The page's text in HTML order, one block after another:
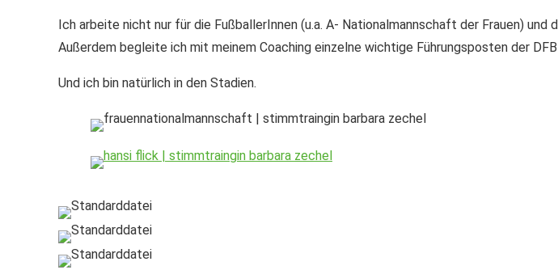
Ich arbeite nicht nur für die FußballerInnen (u.a. A- Nationalmannschaft der Frauen) und
Außerdem begleite ich mit meinem Coaching einzelne wichtige Führungsposten der
Und ich bin natürlich in den Stadien.